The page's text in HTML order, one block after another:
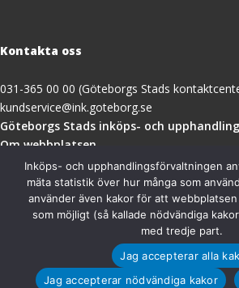
Kontakta oss
031-365 00 00 (Göteborgs Stads
kundservice@ink.goteborg.se
Göteborgs Stads inköps- och
Om webbplatsen
Tillgänglighetsredogörelse
Besöksadress
Göteborgs Stads inköps- och
411 18 Göteborg
Inköps- och upphandlingsförvaltningen
mäta statistik över hur många som
använder även kakor för att
som möjligt (så kallade nödvändiga
med tredje part.
Jag accepterar alla
Jag accepterar nödvändiga kakor